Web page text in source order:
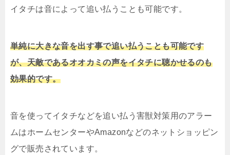
イタチは音によって追い払うことも可能です。
単純に大きな音を出す事で追い払うことも可能です
が、天敵であるオオカミの声をイタチに聴かせるのも
効果的です。
音を使ってイタチなどを追い払う害獣対策用のアラー
ムはホームセンターやAmazonなどのネットショッピン
グで販売されています。